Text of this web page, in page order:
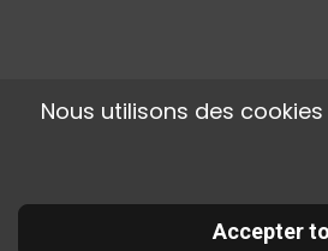
Nous utilisons des
Accepter